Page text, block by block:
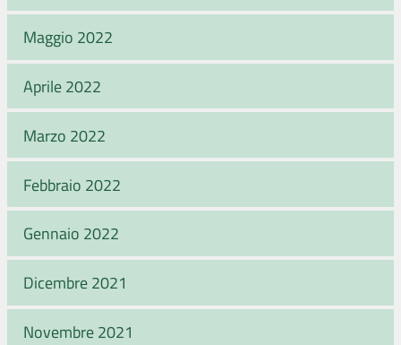
Maggio 2022
Aprile 2022
Marzo 2022
Febbraio 2022
Gennaio 2022
Dicembre 2021
Novembre 2021